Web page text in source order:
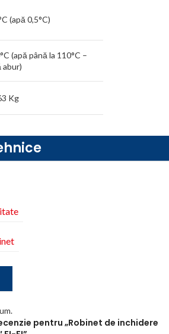
(apă 0,5°C)
(apă până la 110°C –
abur)
Kg
pentru „Robinet de inchidere